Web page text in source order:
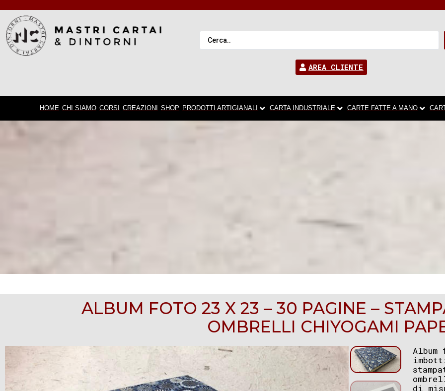
AREA CLIENTE
HOME CHI SIAMO CORSI CREAZIONI SHOP PRODOTTI ARTIGIANALI CARTA INDUSTRIALE CARTE FATTE A MANO
ALBUM FOTO 23 X 23 – 30 PAGINE –
OMBRELLI CHIYOGAMI
di